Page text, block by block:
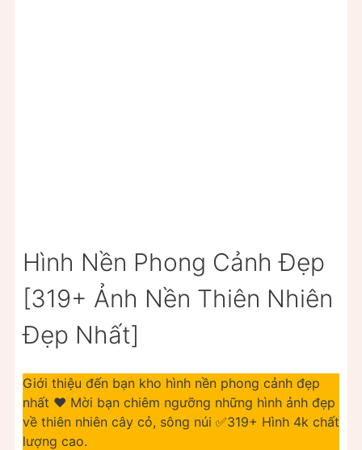
Hình Nền Phong Cảnh Đẹp
[319+ Ảnh Nền Thiên Nhiên
Đẹp Nhất]
Giới thiệu đến bạn kho hình nền phong cảnh đẹp
nhất ❤️ Mời bạn chiêm ngưỡng những hình ảnh đẹp
về thiên nhiên cây cỏ, sông núi ✅319+ Hình 4k chất
lượng cao.